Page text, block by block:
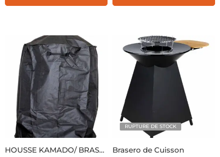
HOUSSE KAMADO/ BRASERO 90cm Brasero de Cuisson
RUPTURE DE STOCK